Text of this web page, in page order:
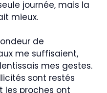
journée, mais la
mieux.
de
me suffisaient,
mes gestes.
sont restés
les proches ont